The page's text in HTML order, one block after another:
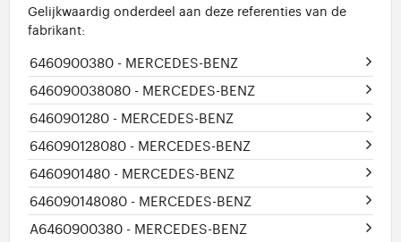
Gelijkwaardig onderdeel aan deze referenties van de
fabrikant:
6460900380 - MERCEDES-BENZ
646090038080 - MERCEDES-BENZ
6460901280 - MERCEDES-BENZ
646090128080 - MERCEDES-BENZ
6460901480 - MERCEDES-BENZ
646090148080 - MERCEDES-BENZ
A6460900380 - MERCEDES-BENZ